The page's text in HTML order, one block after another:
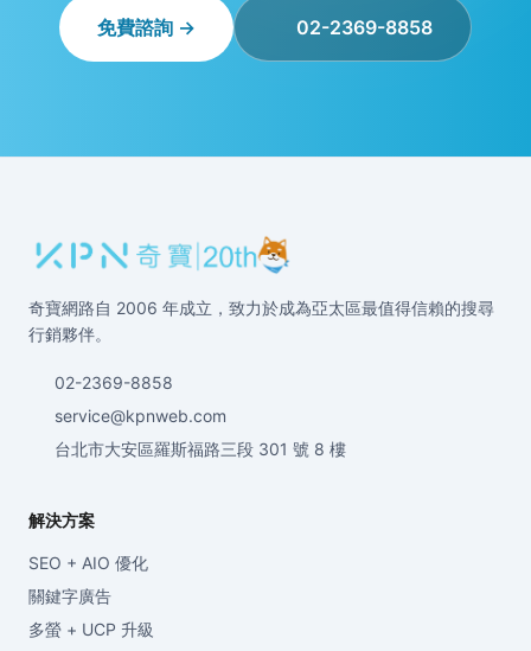
免費諮詢 → 02-2369-8858
奇寶網路自 2006 年成立，致力於成為亞太區最值得信賴的搜尋
行銷夥伴。
02-2369-8858
service@kpnweb.com
台北市大安區羅斯福路三段 301 號 8 樓
解決方案
SEO + AIO 優化
關鍵字廣告
多螢 + UCP 升級